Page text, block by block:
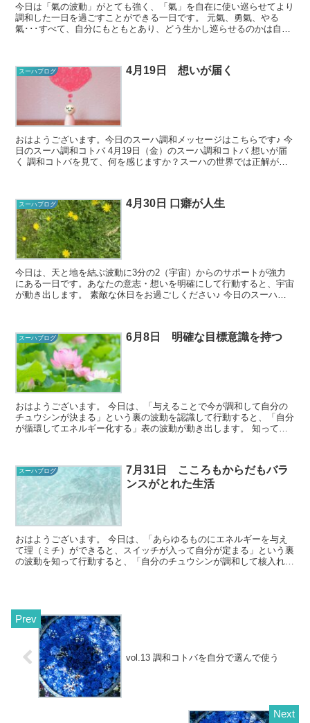
今日は「氣の波動」がとても強く、「氣」を自在に使い巡らせてより
調和した一日を過ごすことができる一日です。 元氣、勇氣、やる
氣･･･すべて、自分にもともとあり、どう生かし巡らせるのかは自分
スーハブログ 4月19日 想いが届く
おはようございます。今日のスーハ調和メッセージはこちらです♪ 今
日のスーハ調和コトバ 4月19日（金）のスーハ調和コトバ 想いが届
く 調和コトバを見て、何を感じますか？スーハの世界では正解がな
スーハブログ 4月30日 口癖が人生
今日は、天と地を結ぶ波動に3分の2（宇宙）からのサポートが強力
にある一日です。あなたの意志・想いを明確にして行動すると、宇宙
が動き出します。 素敵な休日をお過ごしください♪ 今日のスーハ調
スーハブログ 6月8日 明確な目標意識を持つ
おはようございます。 今日は、「与えることで今が調和して自分の
チュウシンが決まる」という裏の波動を認識して行動すると、「自分
が循環してエネルギー化する」表の波動が動き出します。 知って動
スーハブログ
7月31日 こころもからだもバラ
ンスがとれた生活
おはようございます。 今日は、「あらゆるものにエネルギーを与え
て理（ミチ）ができると、スイッチが入って自分が定まる」という裏
の波動を知って行動すると、「自分のチュウシンが調和して核入れ
vol.13 調和コトバを自分で選んで使う